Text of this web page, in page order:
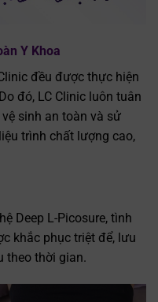
Y Khoa
đều được thực hiện
đó, LC Clinic luôn tuân
sinh an toàn và sử
trình chất lượng cao,
Deep L-Picosure, tình
khắc phục triệt để, lưu
theo thời gian.